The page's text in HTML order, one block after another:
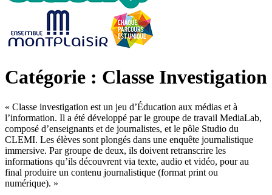
Catégorie : Classe Investigation
« Classe investigation est un jeu d’Éducation aux médias et à
l’information. Il a été développé par le groupe de travail MediaLab,
composé d’enseignants et de journalistes, et le pôle Studio du
CLEMI. Les élèves sont plongés dans une enquête journalistique
immersive. Par groupe de deux, ils doivent retranscrire les
informations qu’ils découvrent via texte, audio et vidéo, pour au
final produire un contenu journalistique (format print ou
numérique). »